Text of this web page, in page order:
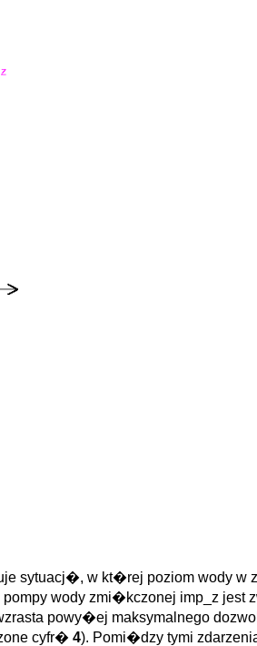
sytuacj�, w kt�rej poziom wody
pompy wody zmi�kczonej imp_z
powy�ej maksymalnego
cyfr� 4). Pomi�dzy tymi